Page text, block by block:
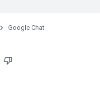
Google Chat